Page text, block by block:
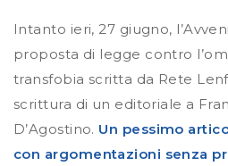
Intanto ieri, 27 giugno,
proposta di legge contro
transfobia scritta da Rete
scrittura di un editoriale a
D’Agostino. Un pessimo
con argomentazioni senza